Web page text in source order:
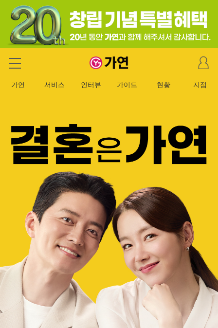
가연 결혼정보회사
마
이
이
가연 서비스 인터뷰 가이드 현황 지점